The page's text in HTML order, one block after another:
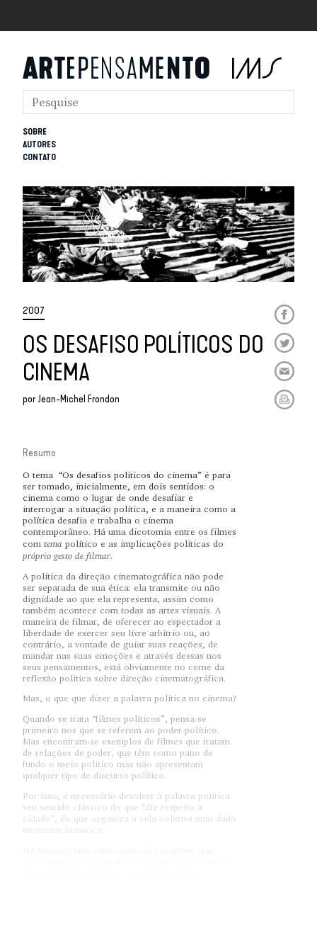
SOBRE
AUTORES
CONTATO
2007
OS DESAFISO POLÍTICOS DO
CINEMA
porJean-Michel Frondon
Resumo
O tema
“Os desafios políticos do cinema” é para
ser tomado, inicialmente, em dois sentidos: o
cinema como o lugar de onde desafiar e
interrogar a situação política, e a maneira como a
política desafia e trabalha o cinema
contemporâneo. Há uma dicotomia entre os filmes
com tema político e as implicações políticas do
próprio gesto de filmar.
A política da direção cinematográfica não pode
ser separada de sua ética: ela transmite ou não
dignidade ao que ela representa, assim como
também acontece com todas as artes visuais. A
maneira de filmar, de oferecer ao espectador a
liberdade de exercer seu livre arbítrio ou, ao
contrário, a vontade de guiar suas reações, de
mandar nas suas emoções e através dessas nos
seus pensamentos, está obviamente no cerne da
reflexão política sobre direção cinematográfica.
Mas, o que que dizer a palavra política no cinema?
Quando se trata “filmes políticos”, pensa-se
primeiro nos que se referem ao poder político.
Mas encontram-se exemplos de filmes que tratam
de relações de poder, que têm como pano de
fundo o meio político mas não apresentam
qualquer tipo de discurso político.
Por isso, é necessário devolver à palavra política
seu sentido clássico do que “diz respeito à
cidade”, do que organiza a vida coletiva num dado
momento histórico.